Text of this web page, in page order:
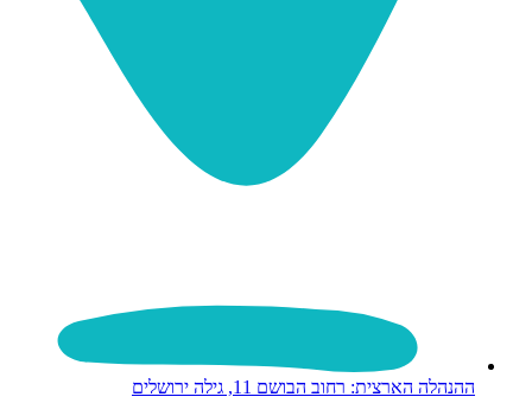
ההנהלה הארצית: רחוב הבושם 11, גילה ירושלים